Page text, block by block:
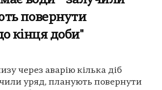
повернути
кінця доби"
через аварію кілька діб
уряд, планують повернути